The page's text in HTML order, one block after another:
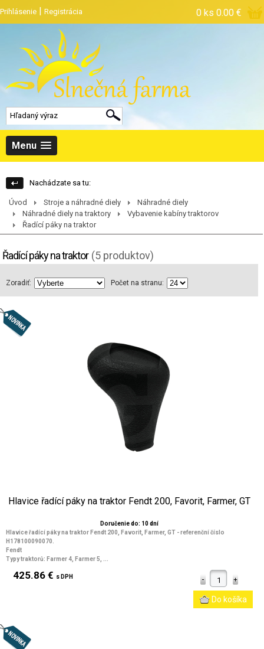
Prihlásenie | Registrácia 0 ks 0.00 €
Menu
Nachádzate sa tu:
Úvod Stroje a náhradné diely
Náhradné diely
Náhradné diely na traktory
Vybavenie kabíny traktorov
Řadící páky na traktor
Řadící páky na traktor (5 produktov)
Zoradiť: Počet na stranu:
Hlavice řadící páky na traktor Fendt 200, Favorit, Farmer, GT
Doručenie do: 10 dní
Hlavice řadící páky na traktor Fendt 200, Favorit, Farmer, GT - referenční číslo
H178100090070.
Fendt
Typy traktorů: Farmer 4, Farmer 5, ...
425.86 € s DPH